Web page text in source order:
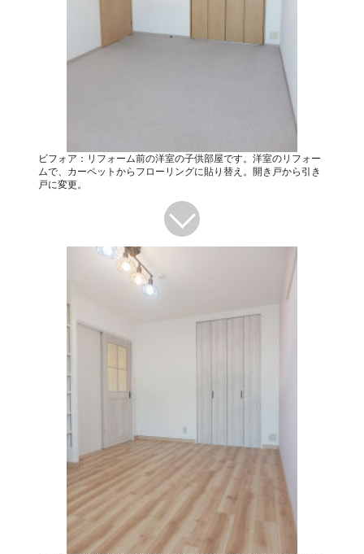
ビフォア：リフォーム前の洋室の子供部屋です。洋室のリフォー
ムで、カーペットからフローリングに貼り替え。開き戸から引き
戸に変更。